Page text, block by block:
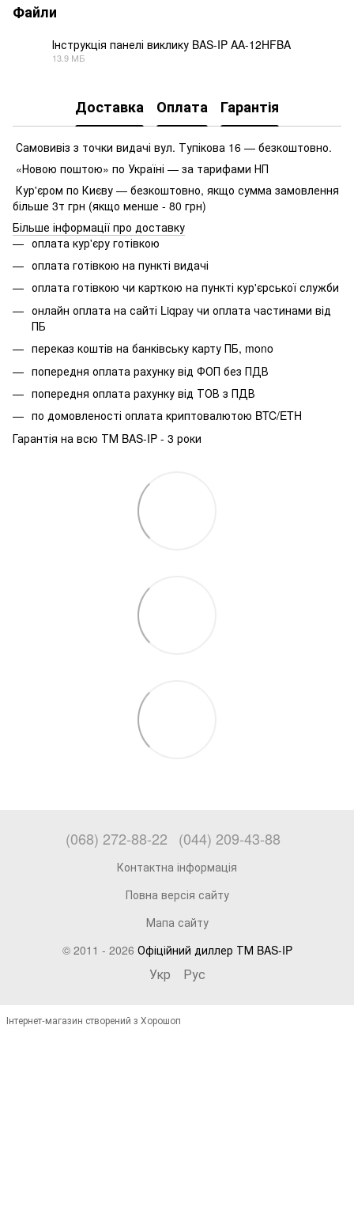
Файли
Інструкція панелі виклику BAS-IP AA-12HFBA
13.9 МБ
Доставка Оплата Гарантія
Самовивіз з точки видачі вул. Тупікова 16 — безкоштовно.
«Новою поштою» по Україні — за тарифами НП
Кур'єром по Києву — безкоштовно, якщо сумма замовлення
більше 3т грн (якщо менше - 80 грн)
Більше інформації про доставку
оплата кур'єру готівкою
оплата готівкою на пункті видачі
оплата готівкою чи карткою на пункті кур'єрської служби
онлайн оплата на сайті Liqpay чи оплата частинами від
ПБ
переказ коштів на банківську карту ПБ, mono
попередня оплата рахунку від ФОП без ПДВ
попередня оплата рахунку від ТОВ з ПДВ
по домовленості оплата криптовалютою BTC/ETH
Гарантія на всю ТМ BAS-IP - 3 роки
(068) 272-88-22 (044) 209-43-88
Контактна інформація
Повна версія сайту
Мапа сайту
© 2011 - 2026 Офіційний диллер ТМ BAS-IP
Укр Рус
Інтернет-магазин створений з Хорошоп